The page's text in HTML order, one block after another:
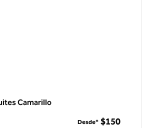
Camarillo
Desde* $150